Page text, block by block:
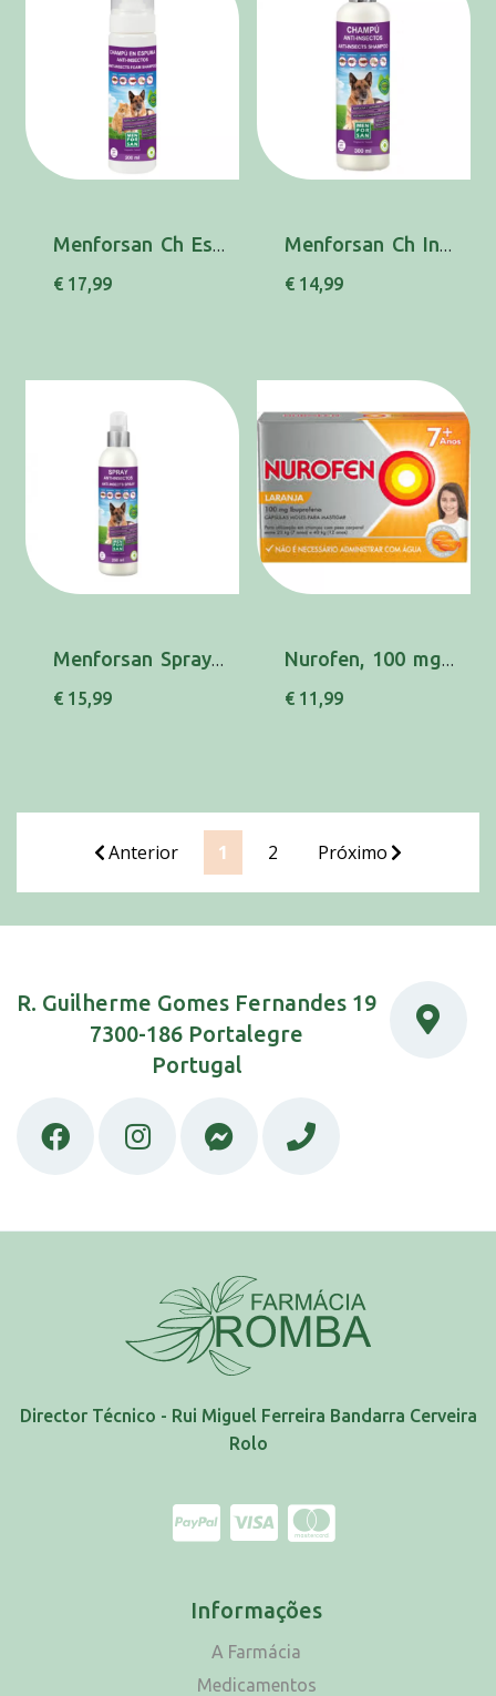
Menforsan Ch Esp Insect Cao/Gato 200ml
€ 17,99
Menforsan Ch Insect Cao 300ml
€ 14,99
Menforsan Spray Insect Cao 250ml
€ 15,99
Nurofen, 100 mg x 24 cáps mole p/mastigar
€ 11,99
Anterior 1 2 Próximo
R. Guilherme Gomes Fernandes 19
7300-186 Portalegre
Portugal
Director Técnico - Rui Miguel Ferreira Bandarra Cerveira
Rolo
Informações
A Farmácia
Medicamentos